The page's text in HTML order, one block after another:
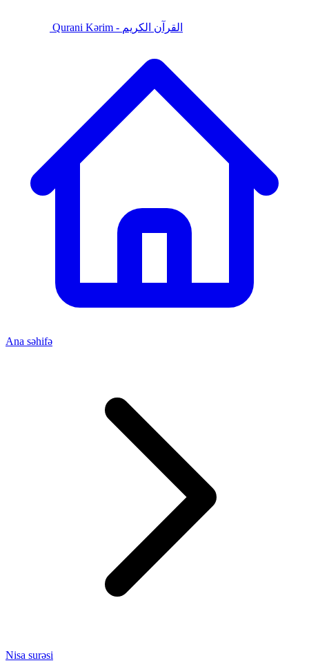
Qurani Kərim - القرآن الكريم
Ana səhifə
Nisa surəsi